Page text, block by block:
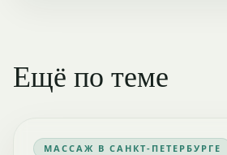
Ещё по теме
МАССАЖ В САНКТ-ПЕТЕРБУРГЕ